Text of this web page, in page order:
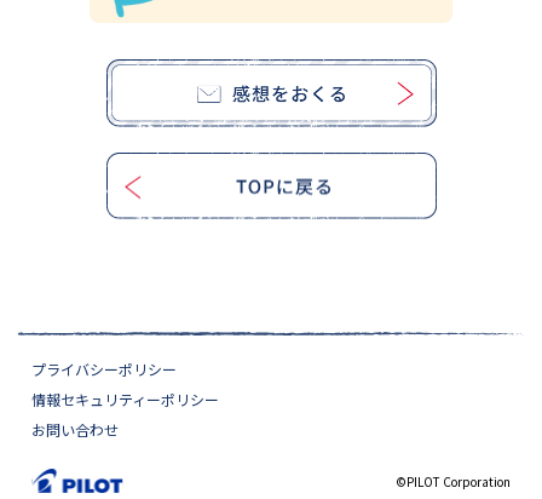
プライバシーポリシー
情報セキュリティーポリシー
お問い合わせ
©PILOT Corporation